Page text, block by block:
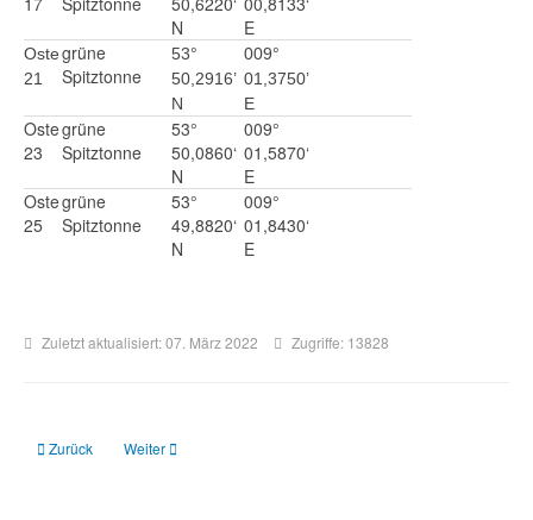
N
E
Oste
21
grüne
Spitztonne
53°
50,2916’
N
009°
01,3750’
E
Oste
23
grüne
Spitztonne
53°
50,0860‘
N
009°
01,5870‘
E
Oste
25
grüne
Spitztonne
53°
49,8820‘
N
009°
01,8430‘
E
Zuletzt aktualisiert: 07. März 2022 Zugriffe: 13828
Vorheriger Beitrag: Wurster Fahrwasser
Zurück Nächster Beitrag: Süderelbe
Weiter